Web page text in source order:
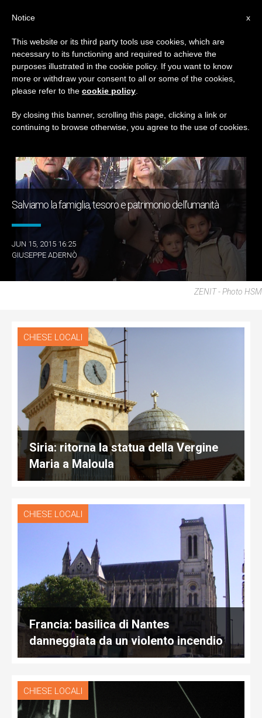
GIORNO
Giugno 15th, 2015
ULTIME NOTIZIE
Salviamo la famiglia, tesoro e patrimonio dell’umanità
JUN 15, 2015 16:25
GIUSEPPE ADERNÒ
ZENIT - Photo HSM
CHIESE LOCALI
Siria: ritorna la statua della Vergine
Maria a Maloula
CHIESE LOCALI
Francia: basilica di Nantes
danneggiata da un violento incendio
CHIESE LOCALI
x
Notice
This website or its third party tools use cookies, which are
necessary to its functioning and required to achieve the
purposes illustrated in the cookie policy. If you want to know
more or withdraw your consent to all or some of the cookies,
please refer to the cookie policy
By closing this banner, scrolling this page, clicking a link or
continuing to browse otherwise, you agree to the use of cookies.